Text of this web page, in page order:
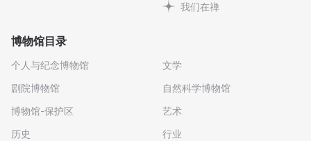
我们在禅
博物馆目录
个人与纪念博物馆
剧院博物馆
博物馆-保护区
历史
文学
自然科学博物馆
艺术
行业